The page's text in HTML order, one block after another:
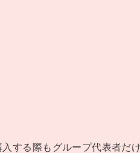
する際もグループ代表者だ